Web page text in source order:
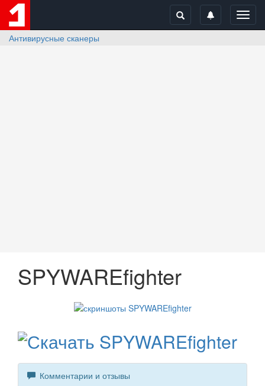
Антивирусные сканеры
SPYWAREfighter
Комментарии и отзывы